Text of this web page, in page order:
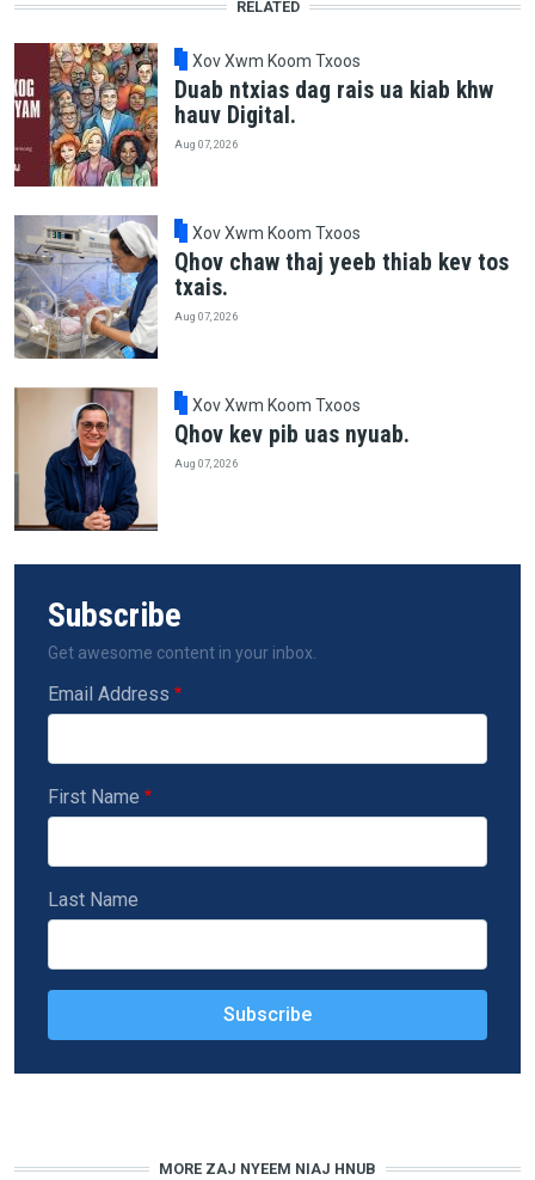
RELATED
Xov Xwm Koom Txoos
Duab ntxias dag rais ua kiab khw
hauv Digital.
Aug 07, 2026
Xov Xwm Koom Txoos
Qhov chaw thaj yeeb thiab kev tos
txais.
Aug 07, 2026
Xov Xwm Koom Txoos
Qhov kev pib uas nyuab.
Aug 07, 2026
Subscribe
Get awesome content in your inbox.
Email Address
First Name
Last Name
MORE ZAJ NYEEM NIAJ HNUB